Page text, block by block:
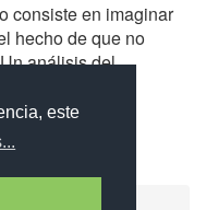
este
consiste en imaginar
hecho de que no
análisis del